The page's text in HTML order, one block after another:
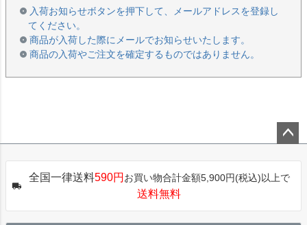
入荷お知らせボタンを押下して、メールアドレスを登録し
てください。
商品が入荷した際にメールでお知らせいたします。
商品の入荷やご注文を確定するものではありません。
ップ
全国一律送料590円 お買い物合計金額5,900円(税込)以上で
送料無料